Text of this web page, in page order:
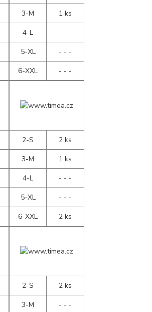
3-M
1 ks
4-L
- - -
5-XL
- - -
6-XXL
- - -
2-S
2 ks
3-M
1 ks
4-L
- - -
5-XL
- - -
6-XXL
2 ks
2-S
2 ks
3-M
- - -